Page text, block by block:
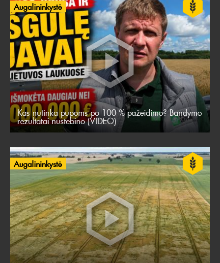
Augalininkystė
Kas nutinka pupoms po 100 % pažeidimo? Bandymo
rezultatai nustebino (VIDEO)
Augalininkystė